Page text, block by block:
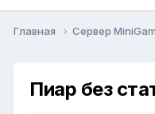
Главная Сервер
Пиар без